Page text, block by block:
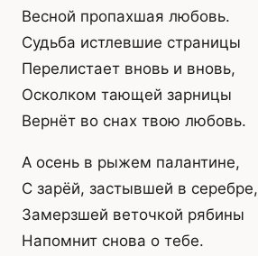
Весной пропахшая любовь.
Судьба истлевшие страницы
Перелистает вновь и вновь,
Осколком тающей зарницы
Вернёт во снах твою любовь.
А осень в рыжем палантине,
С зарёй, застывшей в серебре,
Замерзшей веточкой рябины
Напомнит снова о тебе.